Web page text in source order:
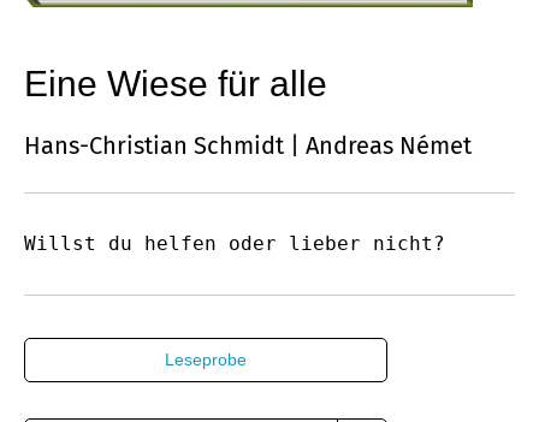
Eine Wiese für alle
Hans-Christian Schmidt | Andreas Német
Willst du helfen oder lieber nicht?
Leseprobe